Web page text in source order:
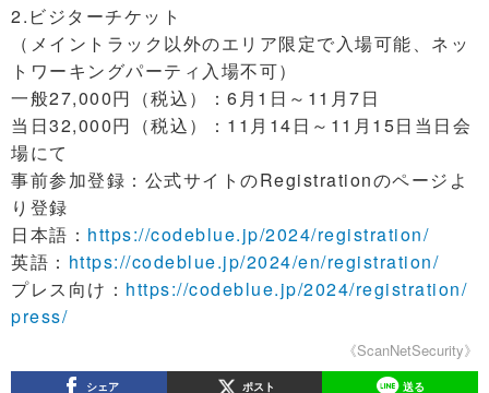
2.ビジターチケット
（メイントラック以外のエリア限定で入場可能、ネッ
トワーキングパーティ入場不可）
一般27,000円（税込）：6月1日～11月7日
当日32,000円（税込）：11月14日～11月15日当日会
場にて
事前参加登録：公式サイトのRegistrationのページよ
り登録
日本語： https://codeblue.jp/2024/registration/
英語： https://codeblue.jp/2024/en/registration/
プレス向け： https://codeblue.jp/2024/registration/
press/
《ScanNetSecurity》
シェア ポスト 送る